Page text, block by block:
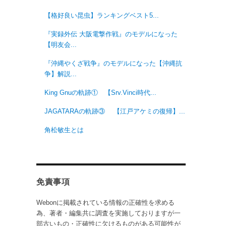
【格好良い昆虫】ランキングベスト5...
『実録外伝 大阪電撃作戦』のモデルになった
【明友会...
『沖縄やくざ戦争』のモデルになった【沖縄抗
争】解説...
King Gnuの軌跡① 【Srv.Vinci時代...
JAGATARAの軌跡③ 【江戸アケミの復帰】...
角松敏生とは
免責事項
Webonに掲載されている情報の正確性を求める
為、著者・編集共に調査を実施しておりますが一
部古いもの・正確性に欠けるものがある可能性が